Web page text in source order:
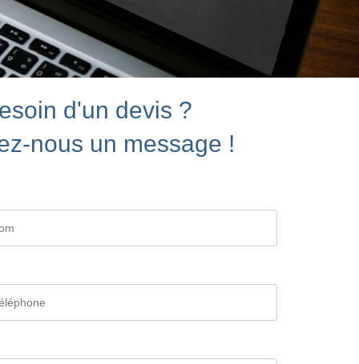
d'un devis ?
nous un message !